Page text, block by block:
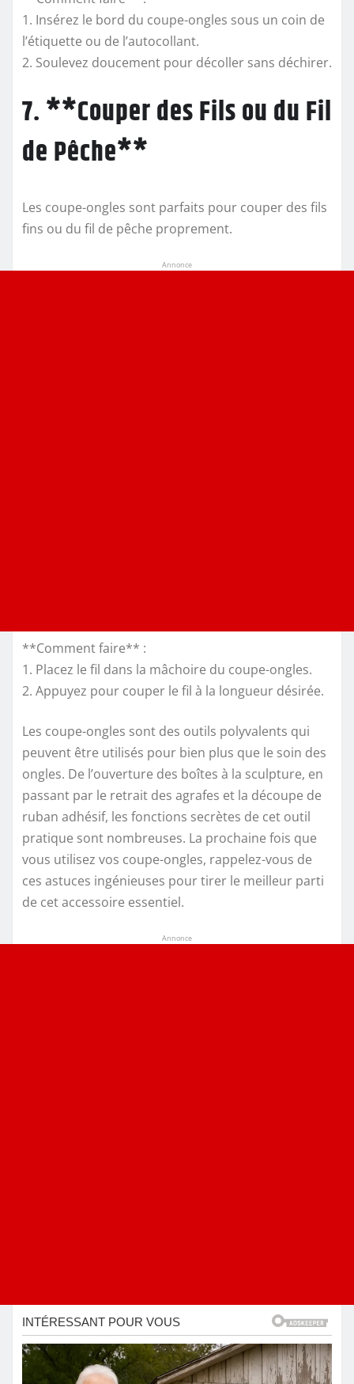
1. Insérez le bord du coupe-ongles sous un coin de
l’étiquette ou de l’autocollant.
2. Soulevez doucement pour décoller sans déchirer.
7. **Couper des Fils ou du Fil
de Pêche**
Les coupe-ongles sont parfaits pour couper des fils
fins ou du fil de pêche proprement.
Annonce
**Comment faire** :
1. Placez le fil dans la mâchoire du coupe-ongles.
2. Appuyez pour couper le fil à la longueur désirée.
Les coupe-ongles sont des outils polyvalents qui
peuvent être utilisés pour bien plus que le soin des
ongles. De l’ouverture des boîtes à la sculpture, en
passant par le retrait des agrafes et la découpe de
ruban adhésif, les fonctions secrètes de cet outil
pratique sont nombreuses. La prochaine fois que
vous utilisez vos coupe-ongles, rappelez-vous de
ces astuces ingénieuses pour tirer le meilleur parti
de cet accessoire essentiel.
Annonce